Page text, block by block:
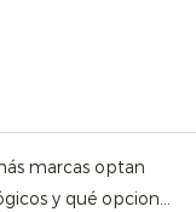
marcas optan
y qué opciones